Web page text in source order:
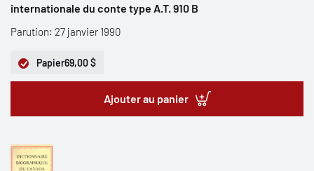
internationale du conte type A.T. 910 B
Parution: 27 janvier 1990
Papier69,00 $
Ajouter au panier